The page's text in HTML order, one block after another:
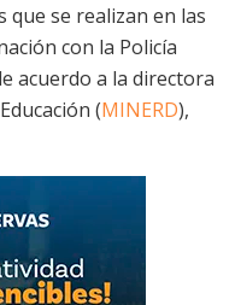
se realizan en las
con la Policía
acuerdo a la directora
(MINERD),